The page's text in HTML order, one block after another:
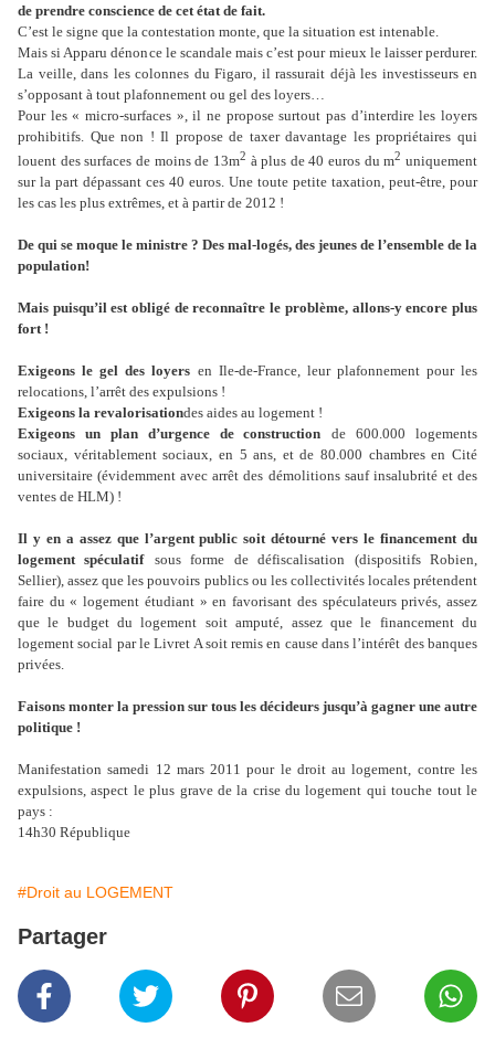
de prendre conscience de cet état de fait.
C’est le signe que la contestation monte, que la situation est intenable.
Mais si Apparu dénonce le scandale mais c’est pour mieux le laisser perdurer.
La veille, dans les colonnes du Figaro, il rassurait déjà les investisseurs en
s’opposant à tout plafonnement ou gel des loyers…
Pour les « micro-surfaces », il ne propose surtout pas d’interdire les loyers
prohibitifs. Que non ! Il propose de taxer davantage les propriétaires qui
louent des surfaces de moins de 13m2 à plus de 40 euros du m2 uniquement
sur la part dépassant ces 40 euros. Une toute petite taxation, peut-être, pour
les cas les plus extrêmes, et à partir de 2012 !
De qui se moque le ministre ? Des mal-logés, des jeunes de l’ensemble de la
population!
Mais puisqu’il est obligé de reconnaître le problème, allons-y encore plus
fort !
Exigeons le gel des loyers en Ile-de-France, leur plafonnement pour les
relocations, l’arrêt des expulsions !
Exigeons la revalorisationdes aides au logement !
Exigeons un plan d’urgence de construction
de 600.000 logements
sociaux, véritablement sociaux, en 5 ans, et de 80.000 chambres en Cité
universitaire (évidemment avec arrêt des démolitions sauf insalubrité et des
ventes de HLM) !
Il y en a assez que l’argent public soit détourné vers le financement du
logement spéculatif
sous forme de défiscalisation (dispositifs Robien,
Sellier), assez que les pouvoirs publics ou les collectivités locales prétendent
faire du « logement étudiant » en favorisant des spéculateurs privés, assez
que le budget du logement soit amputé, assez que le financement du
logement social par le Livret A soit remis en cause dans l’intérêt des banques
privées.
Faisons monter la pression sur tous les décideurs jusqu’à gagner une autre
politique !
Manifestation samedi 12 mars 2011 pour le droit au logement, contre les
expulsions, aspect le plus grave de la crise du logement qui touche tout le
pays :
14h30 République
#Droit au LOGEMENT
Partager